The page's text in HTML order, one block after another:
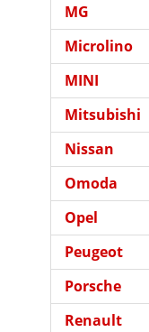
MG
Microlino
MINI
Mitsubishi
Nissan
Omoda
Opel
Peugeot
Porsche
Renault